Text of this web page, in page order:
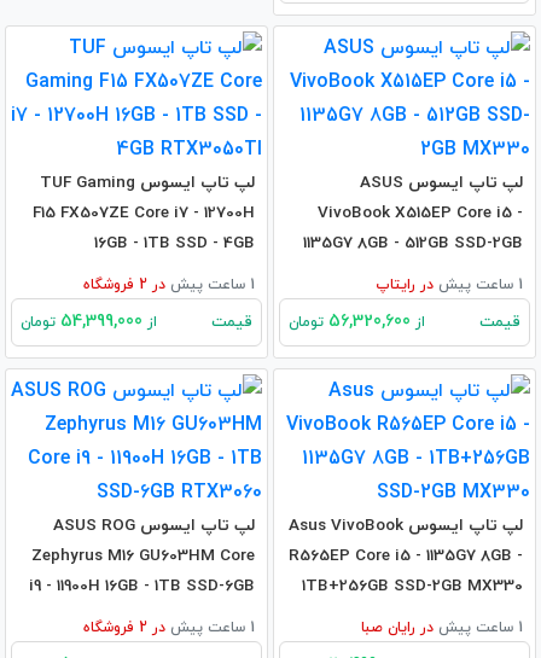
لپ تاپ ایسوس ASUS
VivoBook X515EP Core i5 -
1135G7 8GB - 512GB SSD-2GB
MX3301 ساعت پیش در رایتاپ
قیمت از تومان
لپ تاپ ایسوس TUF Gaming
F15 FX507ZE Core i7 - 12700H
16GB - 1TB SSD - 4GB
RTX3050TI1 ساعت پیش در فروشگاه
قیمت از تومان
لپ تاپ ایسوس Asus VivoBook
R565EP Core i5 - 1135G7 8GB -
1TB+256GB SSD-2GB MX330
1 ساعت پیش در رایان صبا
لپ تاپ ایسوس ASUS ROG
Zephyrus M16 GU603HM Core
i9 - 11900H 16GB - 1TB SSD-6GB
RTX30601 ساعت پیش در فروشگاه